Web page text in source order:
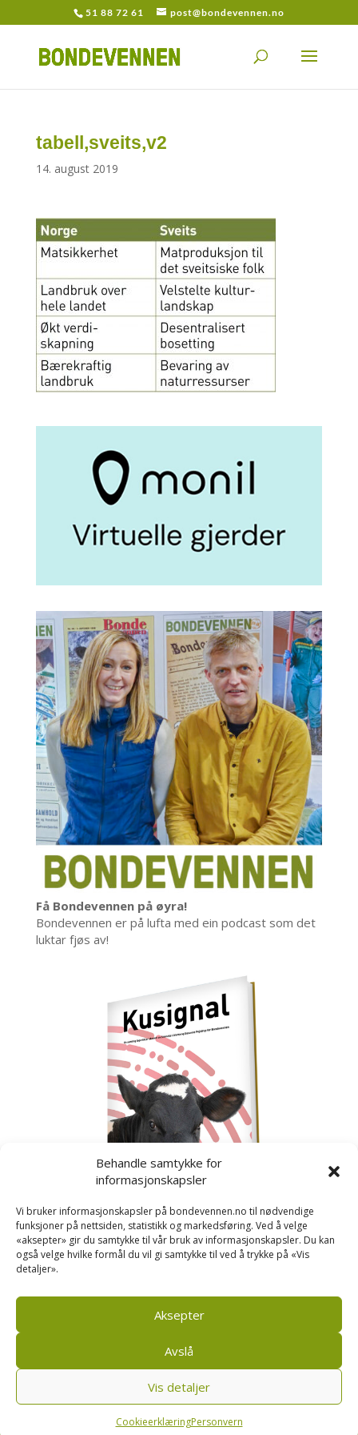
Behandle samtykke for
informasjonskapsler
Vi bruker informasjonskapsler på bondevennen.no til nødvendige
funksjoner på nettsiden, statistikk og markedsføring. Ved å velge
«aksepter» gir du samtykke til vår bruk av informasjonskapsler. Du kan
også velge hvilke formål du vil gi samtykke til ved å trykke på «Vis
detaljer».
Aksepter
Avslå
Vis detaljer
CookieerklæringPersonvern
51 88 72 61 post@bondevennen.no
tabell,sveits,v2
14. august 2019
Få Bondevennen på øyra!
Bondevennen er på lufta med ein podcast som det
luktar fjøs av!
Kusignal
Bondevennen SA, Pb 208, sentrum, 4001 Stavanger
Personvern og cookies regler